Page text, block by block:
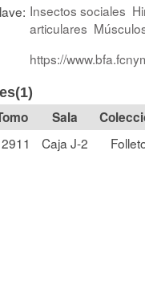
Insectos sociales
articulares
https://
Sala
Caja J-2